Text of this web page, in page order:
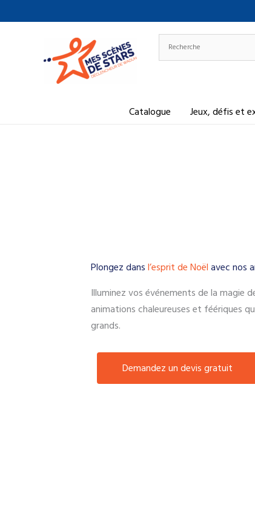
au
Catalogue Jeux, défis et
Plongez dans l’esprit de Noël avec nos
Illuminez vos événements de la magie
animations chaleureuses et féériques
grands.
Demandez un devis gratuit